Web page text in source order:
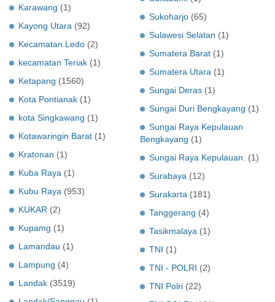
Karawang (1)
Kayong Utara (92)
Kecamatan Ledo (2)
kecamatan Teriak (1)
Ketapang (1560)
Kota Pontianak (1)
kota Singkawang (1)
Kotawaringin Barat (1)
Kratonan (1)
Kuba Raya (1)
Kubu Raya (953)
KUKAR (2)
Kupamg (1)
Lamandau (1)
Lampung (4)
Landak (3519)
Sukoharjo (65)
Sulawesi Selatan (1)
Sumatera Barat (1)
Sumatera Utara (1)
Sungai Deras (1)
Sungai Duri Bengkayang (1)
Sungai Raya Kepulauan
Bengkayang (1)
Sungai Raya Kepulauan.
(1)
Surabaya (12)
Surakarta (181)
Tanggerang (4)
Tasikmalaya (1)
TNI (1)
TNI - POLRI (2)
TNI Polri (22)